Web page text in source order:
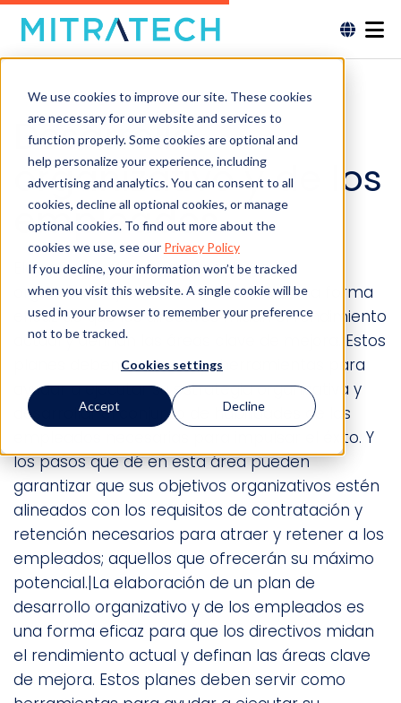
We use cookies to improve our site. These cookies
are necessary for our website and services to
function properly. Some cookies are optional and
help personalize your experience, including
advertising and analytics. You can consent to all
cookies, decline all optional cookies, or manage
optional cookies. To find out more about the
cookies we use, see our Privacy Policy
If you decline, your information won’t be tracked
when you visit this website. A single cookie will be
used in your browser to remember your preference
not to be tracked.
Cookies settings
Accept Decline
Desarrollo
organizativo y de los
empleados
Elaborar un plan de desarrollo de la
organización y de los empleados es una forma
eficaz de que los directivos midan el rendimiento
actual y definan las áreas clave de mejora. Estos
planes deben servir como herramientas para
ayudar a ejecutar su estrategia organizativa y
desarrollar el conjunto de habilidades de los
empleados necesarias para impulsar el éxito. Y
los pasos que dé en esta área pueden
garantizar que sus objetivos organizativos estén
alineados con los requisitos de contratación y
retención necesarios para atraer y retener a los
empleados; aquellos que ofrecerán su máximo
potencial.|La elaboración de un plan de
desarrollo organizativo y de los empleados es
una forma eficaz para que los directivos midan
el rendimiento actual y definan las áreas clave
de mejora. Estos planes deben servir como